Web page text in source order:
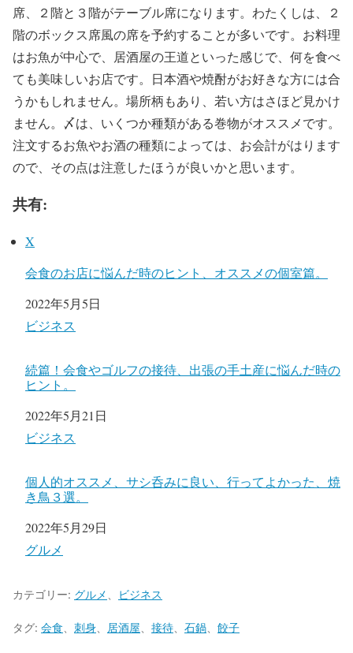
席、２階と３階がテーブル席になります。わたくしは、２
階のボックス席風の席を予約することが多いです。お料理
はお魚が中心で、居酒屋の王道といった感じで、何を食べ
ても美味しいお店です。日本酒や焼酎がお好きな方には合
うかもしれません。場所柄もあり、若い方はさほど見かけ
ません。〆は、いくつか種類がある巻物がオススメです。
注文するお魚やお酒の種類によっては、お会計がはります
ので、その点は注意したほうが良いかと思います。
共有:
X
会食のお店に悩んだ時のヒント、オススメの個室篇。
日付
2022年5月5日
関連理由
ビジネス
続篇！会食やゴルフの接待、出張の手土産に悩んだ時の
ヒント。
日付
2022年5月21日
関連理由
ビジネス
個人的オススメ、サシ呑みに良い、行ってよかった、焼
き鳥３選。
日付
2022年5月29日
関連理由
グルメ
カテゴリー: グルメ ビジネス
タグ: 会食 刺身 居酒屋 接待 石鍋 餃子